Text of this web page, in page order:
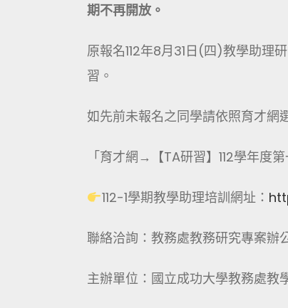
期不再開放。
原報名112年8月31日(四)教學助理
習。
如先前未報名之同學請依照育才網
「育才網→【TA研習】112學年度
112-1學期教學助理培訓網址：
聯絡洽詢：教務處教務研究專案
主辦單位：國立成功大學教務處教